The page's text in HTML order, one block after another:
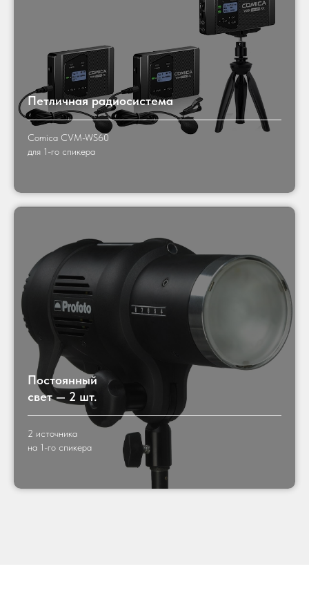
Петличная радиосистема
Comica CVM-WS60
для 1-го спикера
Постоянный
свет — 2 шт.
2 источника
на 1-го спикера